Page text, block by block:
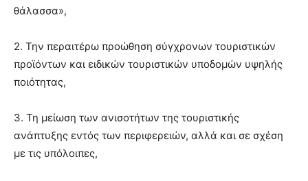
θάλασσα»,
2. Την περαιτέρω προώθηση σύγχρονων τουριστικών
προϊόντων και ειδικών τουριστικών υποδομών υψηλής
ποιότητας,
3. Τη μείωση των ανισοτήτων της τουριστικής
ανάπτυξης εντός των περιφερειών, αλλά και σε σχέση
με τις υπόλοιπες,